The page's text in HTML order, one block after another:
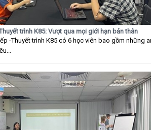
trình K85: Vượt qua mọi giới hạn bản thân
-Thuyết trình K85 có 6 học viên bao gồm những